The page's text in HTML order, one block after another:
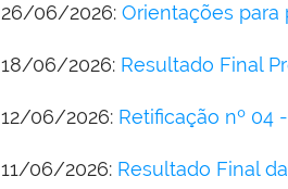
26/06/2026: Orientações
18/06/2026: Resultado Final
12/06/2026: Retificação nº 04
11/06/2026: Resultado Final